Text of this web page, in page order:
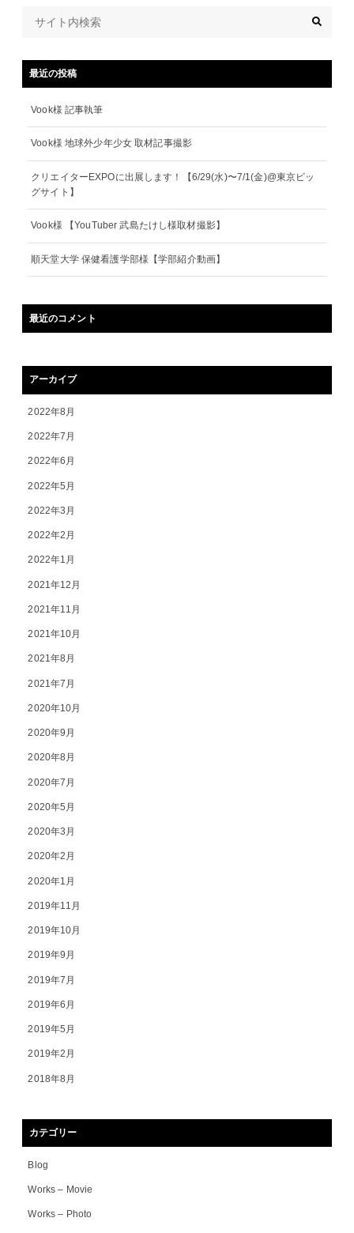
最近の投稿
Vook様 記事執筆
Vook様 地球外少年少女 取材記事撮影
クリエイターEXPOに出展します！【6/29(水)〜7/1(金)@東京ビッ
グサイト】
Vook様 【YouTuber 武島たけし様取材撮影】
順天堂大学 保健看護学部様【学部紹介動画】
最近のコメント
アーカイブ
2022年8月
2022年7月
2022年6月
2022年5月
2022年3月
2022年2月
2022年1月
2021年12月
2021年11月
2021年10月
2021年8月
2021年7月
2020年10月
2020年9月
2020年8月
2020年7月
2020年5月
2020年3月
2020年2月
2020年1月
2019年11月
2019年10月
2019年9月
2019年7月
2019年6月
2019年5月
2019年2月
2018年8月
カテゴリー
Blog
Works – Movie
Works – Photo